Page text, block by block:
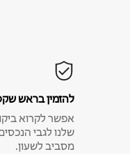
להזמין בראש
אפשר לקרוא
שלנו לגבי
מסביב לשעון.